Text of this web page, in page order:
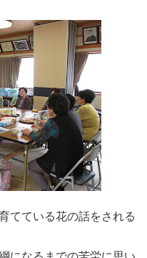
てている花の話をされる